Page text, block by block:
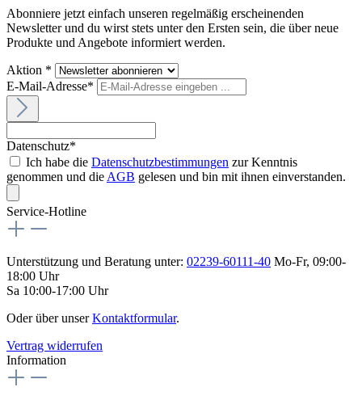
Abonniere jetzt einfach unseren regelmäßig erscheinenden
Newsletter und du wirst stets unter den Ersten sein, die über neue
Produkte und Angebote informiert werden.
Aktion *
E-Mail-Adresse*
Datenschutz*
Ich habe die Datenschutzbestimmungen zur Kenntnis
genommen und die AGB gelesen und bin mit ihnen einverstanden.
Service-Hotline
Unterstützung und Beratung unter: 02239-60111-40 Mo-Fr, 09:00-
18:00 Uhr
Sa 10:00-17:00 Uhr
Oder über unserKontaktformular.
Vertrag widerrufen
Information